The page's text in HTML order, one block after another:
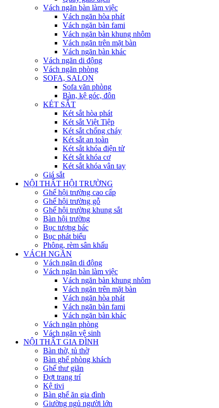
Vách ngăn bàn làm việc
Vách ngăn hòa phát
Vách ngăn bàn fami
Vách ngăn bàn khung nhôm
Vách ngăn trên mặt bàn
Vách ngăn bàn khác
Vách ngăn di động
Vách ngăn phòng
SOFA, SALON
Sofa văn phòng
Bàn, kệ góc, đôn
KÉT SẮT
Két sắt hòa phát
Két sắt Việt Tiệp
Két sắt chống cháy
Két sắt an toàn
Két sắt khóa điện tử
Két sắt khóa cơ
Két sắt khóa vân tay
Giá sắt
NỘI THẤT HỘI TRƯỜNG
Ghế hội trường cao cấp
Ghế hội trường gỗ
Ghế hội trường khung sắt
Bàn hội trường
Bục tượng bác
Bục phát biểu
Phông, rèm sân khấu
VÁCH NGĂN
Vách ngăn di động
Vách ngăn bàn làm việc
Vách ngăn bàn khung nhôm
Vách ngăn trên mặt bàn
Vách ngăn hòa phát
Vách ngăn bàn fami
Vách ngăn bàn khác
Vách ngăn phòng
Vách ngăn vệ sinh
NỘI THẤT GIA ĐÌNH
Bàn thờ, tủ thờ
Bàn ghế phòng khách
Ghế thư giãn
Đợt trang trí
Kệ tivi
Bàn ghế ăn gia đình
Giường ngủ người lớn